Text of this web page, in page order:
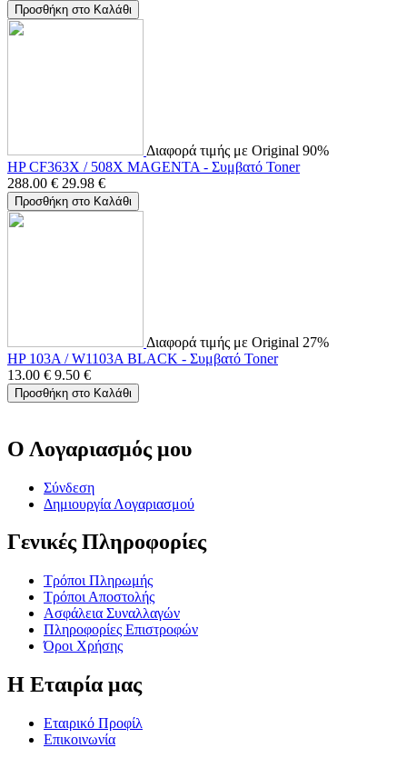
Προσθήκη στο Καλάθι
Διαφορά τιμής με Original 90%
HP CF363X / 508X MAGENTA - Συμβατό Toner
288.00 € 29.98 €
Προσθήκη στο Καλάθι
Διαφορά τιμής με Original 27%
HP 103A / W1103A BLACK - Συμβατό Toner
13.00 € 9.50 €
Προσθήκη στο Καλάθι
Ο Λογαριασμός μου
Σύνδεση
Δημιουργία Λογαριασμού
Γενικές Πληροφορίες
Τρόποι Πληρωμής
Τρόποι Αποστολής
Ασφάλεια Συναλλαγών
Πληροφορίες Επιστροφών
Όροι Χρήσης
Η Εταιρία μας
Εταιρικό Προφίλ
Επικοινωνία